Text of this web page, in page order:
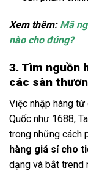
Xem thêm: Mã
nào cho đúng?
3. Tìm nguồn
các sàn
Việc nhập hàng
Quốc như 1688,
trong những cách
hàng giá sỉ cho
dạng và bắt trend